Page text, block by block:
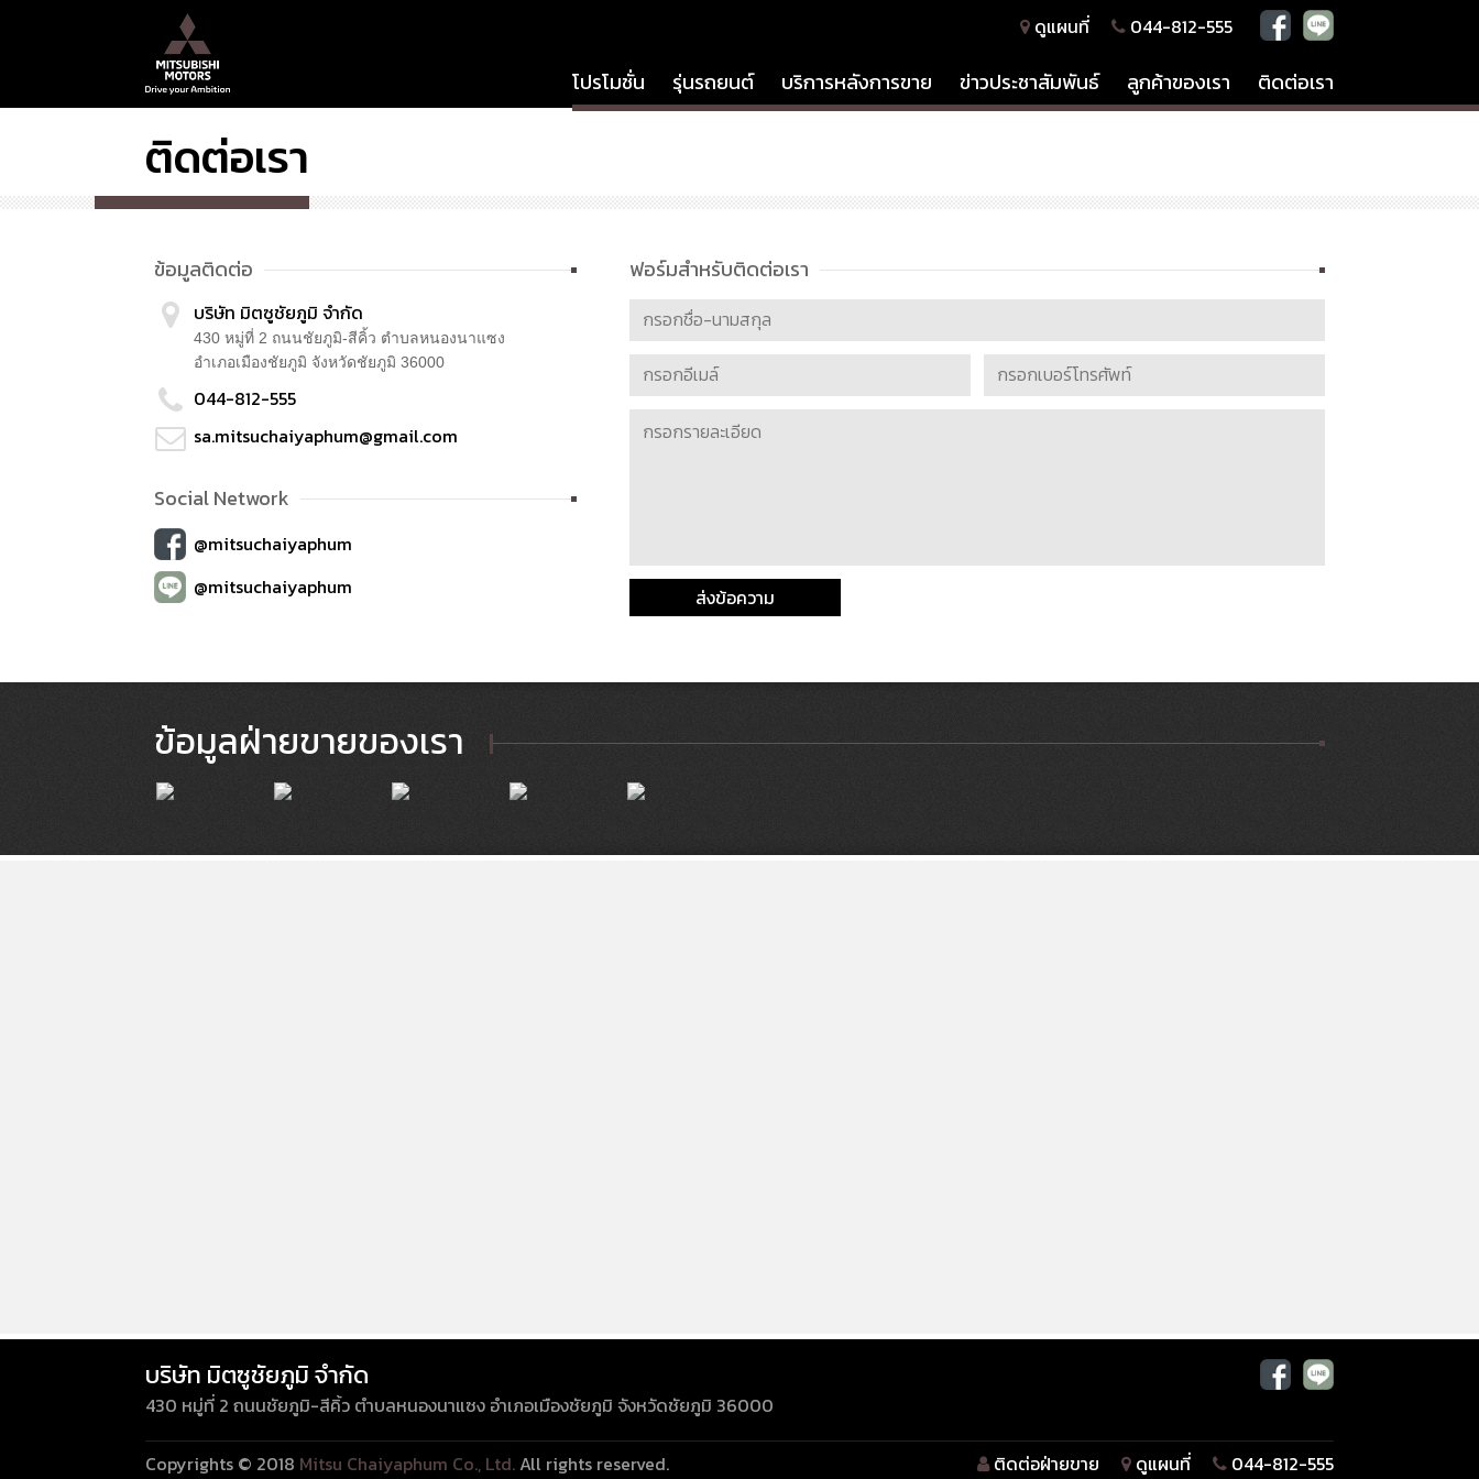
โปรโมชั่น รุ่นรถยนต์ บริการหลังการขาย ข่าวประชาสัมพันธ์ ลูกค้าของเรา ติดต่อเรา
ดูแผนที่ 044-812-555
ติดต่อเรา
ข้อมูลติดต่อ
บริษัท มิตซูชัยภูมิ จำกัด
430 หมู่ที่ 2 ถนนชัยภูมิ-สีคิ้ว ตำบลหนองนาแซง
อำเภอเมืองชัยภูมิ จังหวัดชัยภูมิ 36000
044-812-555
sa.mitsuchaiyaphum@gmail.com
Social Network
@mitsuchaiyaphum
@mitsuchaiyaphum
ฟอร์มสำหรับติดต่อเรา
ส่งข้อความ
ข้อมูลฝ่ายขายของเรา
บริษัท มิตซูชัยภูมิ จำกัด
430 หมู่ที่ 2 ถนนชัยภูมิ-สีคิ้ว ตำบลหนองนาแซง อำเภอเมืองชัยภูมิ จังหวัดชัยภูมิ 36000
ติดต่อฝ่ายขาย ดูแผนที่ 044-812-555
Copyrights © 2018 Mitsu Chaiyaphum Co., Ltd. All rights reserved.